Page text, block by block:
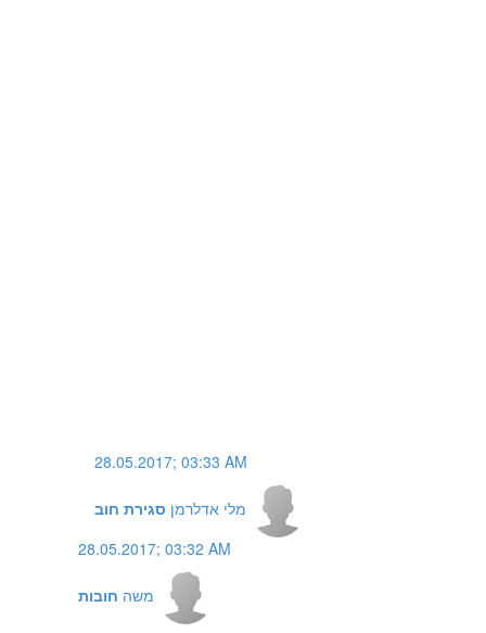
28.05.2017; 03:33 AM
מלי אדלרמן סגירת חוב
28.05.2017; 03:32 AM
משה חובות